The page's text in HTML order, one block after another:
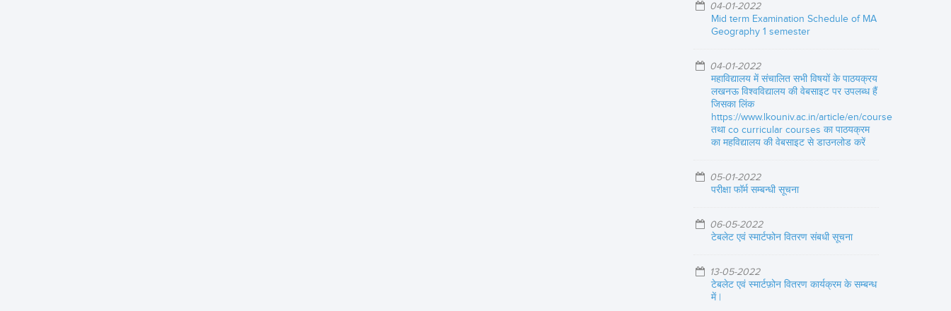
04-01-2022
Mid term Examination Schedule of MA
Geography 1 semester
04-01-2022
महाविद्यालय में संचालित सभी विषयों के पाठयक्रय
लखनऊ विश्वविद्यालय की वेबसाइट पर उपलब्ध हैं
जिसका लिंक
https://www.lkouniv.ac.in/article/en/course
तथा co curricular courses का पाठयक्रम
का महविद्यालय की वेबसाइट से डाउनलोड करें
05-01-2022
परीक्षा फॉर्म सम्बन्धी सूचना
06-05-2022
टेबलेट एवं स्मार्टफोन वितरण संबधी सूचना
13-05-2022
टेबलेट एवं स्मार्टफ़ोन वितरण कार्यक्रम के सम्बन्ध
में |